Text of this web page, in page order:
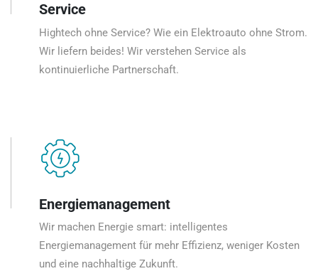
Service
Hightech ohne Service? Wie ein Elektroauto ohne Strom.
Wir liefern beides! Wir verstehen Service als
kontinuierliche Partnerschaft.
Energiemanagement
Wir machen Energie smart: intelligentes
Energiemanagement für mehr Effizienz, weniger Kosten
und eine nachhaltige Zukunft.